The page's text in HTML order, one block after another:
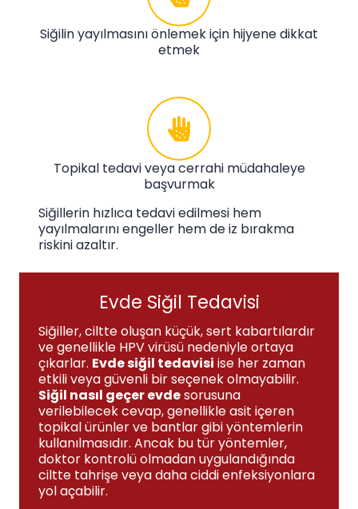
Siğilin yayılmasını önlemek için hijyene dikkat
etmek
Topikal tedavi veya cerrahi müdahaleye
başvurmak
Siğillerin hızlıca tedavi edilmesi hem
yayılmalarını engeller hem de iz bırakma
riskini azaltır.
Evde Siğil Tedavisi
Siğiller, ciltte oluşan küçük, sert kabartılardır
ve genellikle HPV virüsü nedeniyle ortaya
çıkarlar. Evde siğil tedavisi ise her zaman
etkili veya güvenli bir seçenek olmayabilir.
Siğil nasıl geçer evdesorusuna
verilebilecek cevap, genellikle asit içeren
topikal ürünler ve bantlar gibi yöntemlerin
kullanılmasıdır. Ancak bu tür yöntemler,
doktor kontrolü olmadan uygulandığında
ciltte tahrişe veya daha ciddi enfeksiyonlara
yol açabilir.